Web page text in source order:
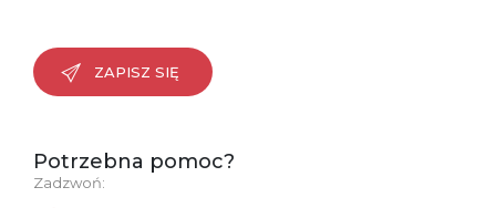
ZAPISZ SIĘ
Potrzebna pomoc?
Zadzwoń: